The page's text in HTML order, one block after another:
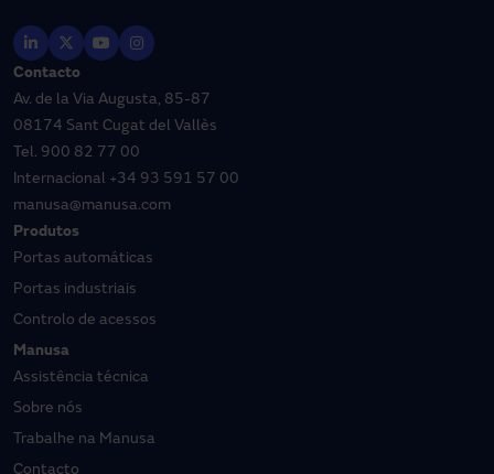
Contacto
Av. de la Via Augusta, 85-87
08174 Sant Cugat del Vallès
Tel. 900 82 77 00
Internacional +34 93 591 57 00
manusa@manusa.com
Produtos
Portas automáticas
Portas industriais
Controlo de acessos
Manusa
Assistência técnica
Sobre nós
Trabalhe na Manusa
Contacto